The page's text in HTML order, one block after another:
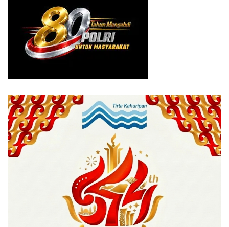
maksimal 12 tahun penjara.
Sat Res Narkoba Polresta Bogor Kota menegaskan akan
terus memperkuat koordinasi dengan TNI, Imigrasi, dan
internasional, termasuk keterlibatan warga negara asing.
Kompol Ali Jupri juga mengingatkan masyarakat agar
menjauhi narkoba dan ikut aktif melaporkan aktivitas
mencurigakan di lingkungan sekitar.
“Tidak ada ruang bagi penyalahgunaan narkoba di wilayah
Kota Bogor. Siapa pun yang terlibat, baik pemakai maupun
pengedar, akan kami tindak tegas,” tegasnya.
Ia meminta masyarakat memanfaatkan layanan
pengaduan 110 untuk melaporkan dugaan tindak pidana
narkotika secara gratis. ( Risky )